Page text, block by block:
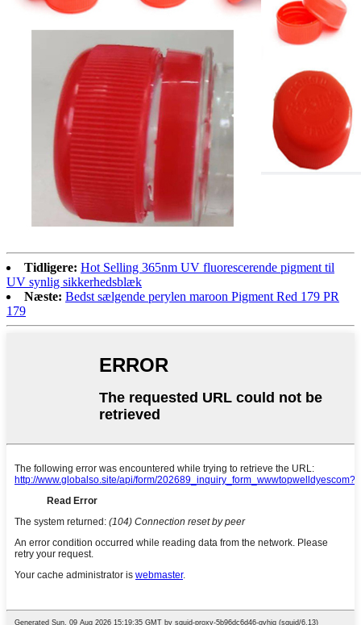
Tidligere: Hot Selling 365nm UV fluorescerende pigment til
UV synlig sikkerhedsblæk
Næste: Bedst sælgende perylen maroon Pigment Red 179 PR
179